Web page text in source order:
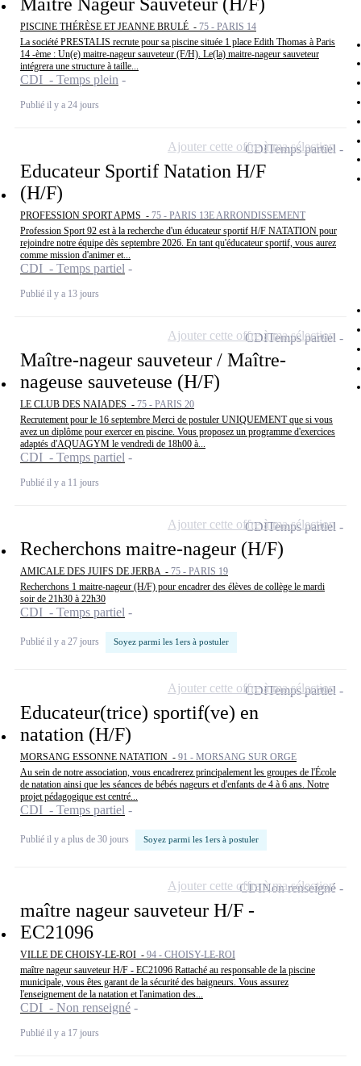
Maitre Nageur Sauveteur (H/F)
PISCINE THÉRÈSE ET JEANNE BRULÉ - 75 - PARIS 14
La société PRESTALIS recrute pour sa piscine située 1 place Edith Thomas à Paris
14 -ème : Un(e) maitre-nageur sauveteur (F/H). Le(la) maitre-nageur sauveteur
intégrera une structure à taille...
CDI - Temps plein
Publié il y a 24 jours
Educateur Sportif Natation H/F
(H/F)
PROFESSION SPORT APMS - 75 - PARIS 13E ARRONDISSEMENT
Profession Sport 92 est à la recherche d'un éducateur sportif H/F NATATION pour
rejoindre notre équipe dès septembre 2026. En tant qu'éducateur sportif, vous aurez
comme mission d'animer et...
CDI - Temps partiel
Publié il y a 13 jours
CDITemps partiel
Ajouter cette offre à ma sélection
Maître-nageur sauveteur / Maître-
nageuse sauveteuse (H/F)
LE CLUB DES NAIADES - 75 - PARIS 20
Recrutement pour le 16 septembre Merci de postuler UNIQUEMENT que si vous
avez un diplôme pour exercer en piscine. Vous proposez un programme d'exercices
adaptés d'AQUAGYM le vendredi de 18h00 à...
CDI - Temps partiel
Publié il y a 11 jours
CDITemps partiel
Ajouter cette offre à ma sélection
Recherchons maitre-nageur (H/F)
AMICALE DES JUIFS DE JERBA - 75 - PARIS 19
Recherchons 1 maitre-nageur (H/F) pour encadrer des élèves de collège le mardi
soir de 21h30 à 22h30
CDI - Temps partiel
Publié il y a 27 jours Soyez parmi les 1ers à postuler
CDITemps partiel
Ajouter cette offre à ma sélection
Educateur(trice) sportif(ve) en
natation (H/F)
MORSANG ESSONNE NATATION - 91 - MORSANG SUR ORGE
Au sein de notre association, vous encadrerez principalement les groupes de l'École
de natation ainsi que les séances de bébés nageurs et d'enfants de 4 à 6 ans. Notre
projet pédagogique est centré...
CDI - Temps partiel
Publié il y a plus de 30 jours Soyez parmi les 1ers à postuler
CDITemps partiel
Ajouter cette offre à ma sélection
maître nageur sauveteur H/F -
EC21096
VILLE DE CHOISY-LE-ROI - 94 - CHOISY-LE-ROI
maître nageur sauveteur H/F - EC21096 Rattaché au responsable de la piscine
municipale, vous êtes garant de la sécurité des baigneurs. Vous assurez
l'enseignement de la natation et l'animation des...
CDI - Non renseigné
Publié il y a 17 jours
CDINon renseigné
Ajouter cette offre à ma sélection